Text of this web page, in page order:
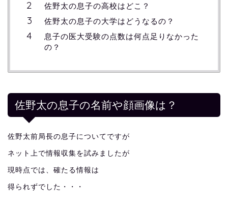
佐野太の息子の高校はどこ？
佐野太の息子の大学はどうなるの？
息子の医大受験の点数は何点足りなかった
の？
佐野太の息子の名前や顔画像は？
佐野太前局長の息子についてですが
ネット上で情報収集を試みましたが
現時点では、確たる情報は
得られずでした・・・